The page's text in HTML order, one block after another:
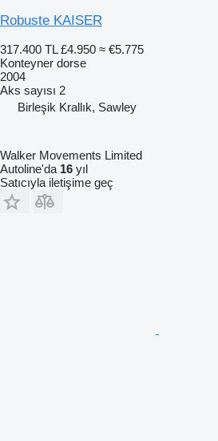
Robuste KAISER
317.400 TL £4.950 ≈ €5.775
Konteyner dorse
2004
Aks sayısı 2
Birleşik Krallık, Sawley
Walker Movements Limited
Autoline'da 16 yıl
Satıcıyla iletişime geç